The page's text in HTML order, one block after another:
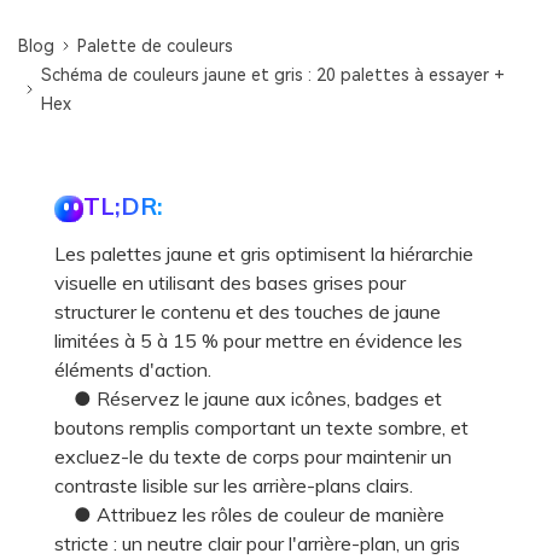
Blog
Palette de couleurs
Schéma de couleurs jaune et gris : 20 palettes à essayer +
Hex
TL;DR:
Les palettes jaune et gris optimisent la hiérarchie
visuelle en utilisant des bases grises pour
structurer le contenu et des touches de jaune
limitées à 5 à 15 % pour mettre en évidence les
éléments d'action.
● Réservez le jaune aux icônes, badges et
boutons remplis comportant un texte sombre, et
excluez-le du texte de corps pour maintenir un
contraste lisible sur les arrière-plans clairs.
● Attribuez les rôles de couleur de manière
stricte : un neutre clair pour l'arrière-plan, un gris